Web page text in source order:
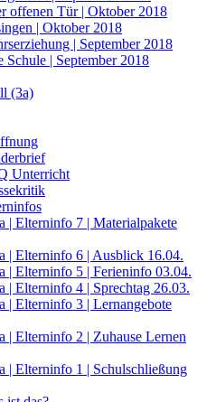
offenen Tür | Oktober 2018
| Oktober 2018
| September 2018
Schule | September 2018
(3a)
Unterricht
| Elterninfo 7 | Materialpakete
| Elterninfo 6 | Ausblick 16.04.
| Elterninfo 5 | Ferieninfo 03.04.
| Elterninfo 4 | Sprechtag 26.03.
| Elterninfo 3 | Lernangebote
| Elterninfo 2 | Zuhause Lernen
| Elterninfo 1 | Schulschließung